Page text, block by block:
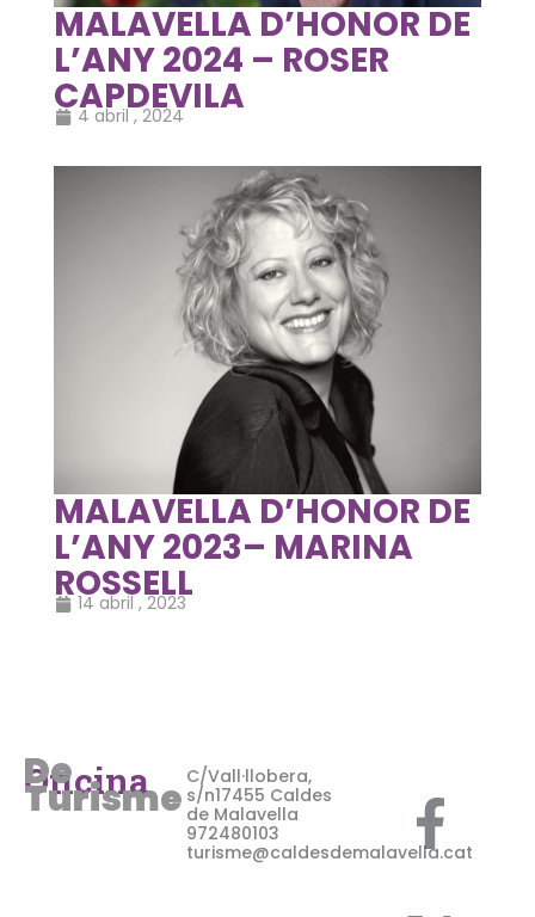
MALAVELLA D’HONOR DE
L’ANY 2024 – ROSER
CAPDEVILA
4 abril , 2024
MALAVELLA D’HONOR DE
L’ANY 2023– MARINA
ROSSELL
14 abril , 2023
Oficina
De
Turisme C/Vall·llobera,
s/n17455 Caldes
de Malavella
972480103
turisme@caldesdemalavella.cat
F
a
X
-
I
n